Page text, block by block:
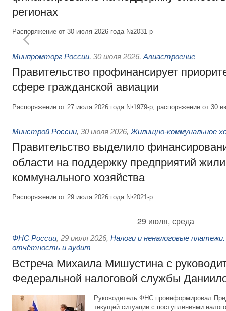
регионах
Распоряжение от 30 июля 2026 года №2031-р
Минпромторг России, 30 июля 2026, Авиастроение
Правительство профинансирует
сфере гражданской авиации
Распоряжение от 27 июля 2026 года №1979-р, распоряжение от 30
Минстрой России, 30 июля 2026, Жилищно-коммунальное
Правительство выделило
области на поддержку предприятий
коммунального хозяйства
Распоряжение от 29 июля 2026 года №2021-р
29 июля, среда
ФНС России, 29 июля 2026, Налоги и неналоговые
отчётность и аудит
Встреча Михаила Мишустина с
Федеральной налоговой службы
Руководитель ФНС проинформировал
текущей ситуации с поступлениями